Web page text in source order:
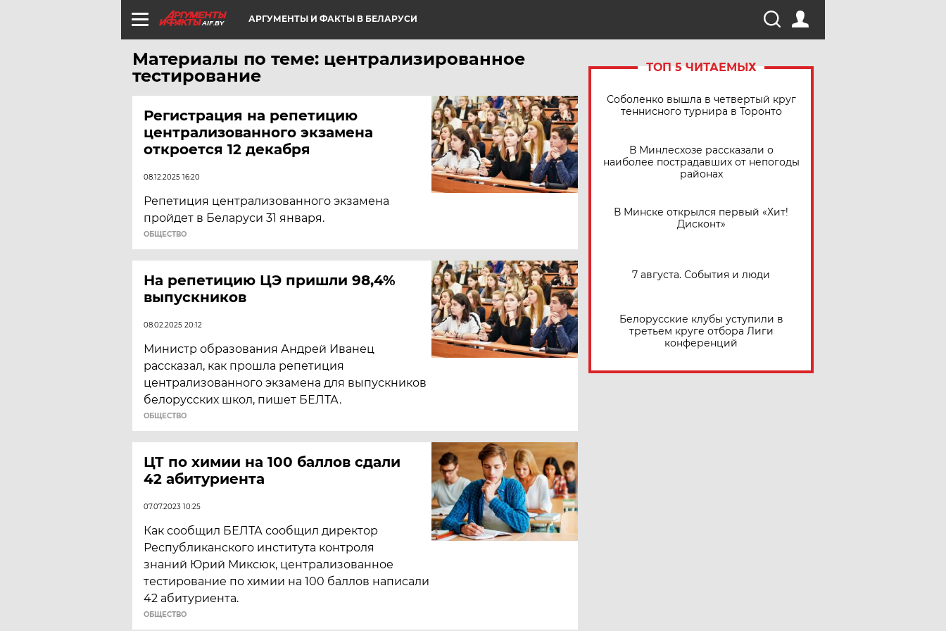
AIF.BY АРГУМЕНТЫ И ФАКТЫ В БЕЛАРУСИ
Материалы по теме: централизированное
тестирование
Регистрация на репетицию
централизованного экзамена
откроется 12 декабря
08.12.2025 16:20
Репетиция централизованного экзамена
пройдет в Беларуси 31 января.
ОБЩЕСТВО
На репетицию ЦЭ пришли 98,4%
выпускников
08.02.2025 20:12
Министр образования Андрей Иванец
рассказал, как прошла репетиция
централизованного экзамена для выпускников
белорусских школ, пишет БЕЛТА.
ОБЩЕСТВО
ЦТ по химии на 100 баллов сдали
42 абитуриента
07.07.2023 10:25
Как сообщил БЕЛТА сообщил директор
Республиканского института контроля
знаний Юрий Миксюк, централизованное
тестирование по химии на 100 баллов написали
42 абитуриента.
ОБЩЕСТВО
ТОП 5 ЧИТАЕМЫХ
Соболенко вышла в четвертый круг
теннисного турнира в Торонто
В Минлесхозе рассказали о
наиболее пострадавших от непогоды
районах
В Минске открылся первый «Хит!
Дисконт»
7 августа. События и люди
Белорусские клубы уступили в
третьем круге отбора Лиги
конференций